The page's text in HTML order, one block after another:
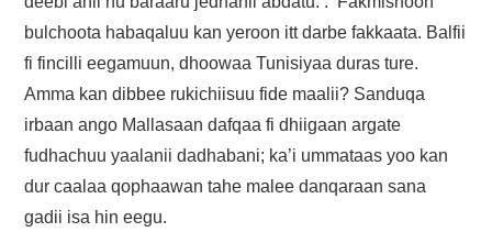
bulchoota habaqaluu kan yeroon itt darbe fakkaata. Balfii
fi fincilli eegamuun, dhoowaa Tunisiyaa duras ture.
Amma kan dibbee rukichiisuu fide maalii? Sanduqa
irbaan ango Mallasaan dafqaa fi dhiigaan argate
fudhachuu yaalanii dadhabani; ka’i ummataas yoo kan
dur caalaa qophaawan tahe malee danqaraan sana
gadii isa hin eegu.